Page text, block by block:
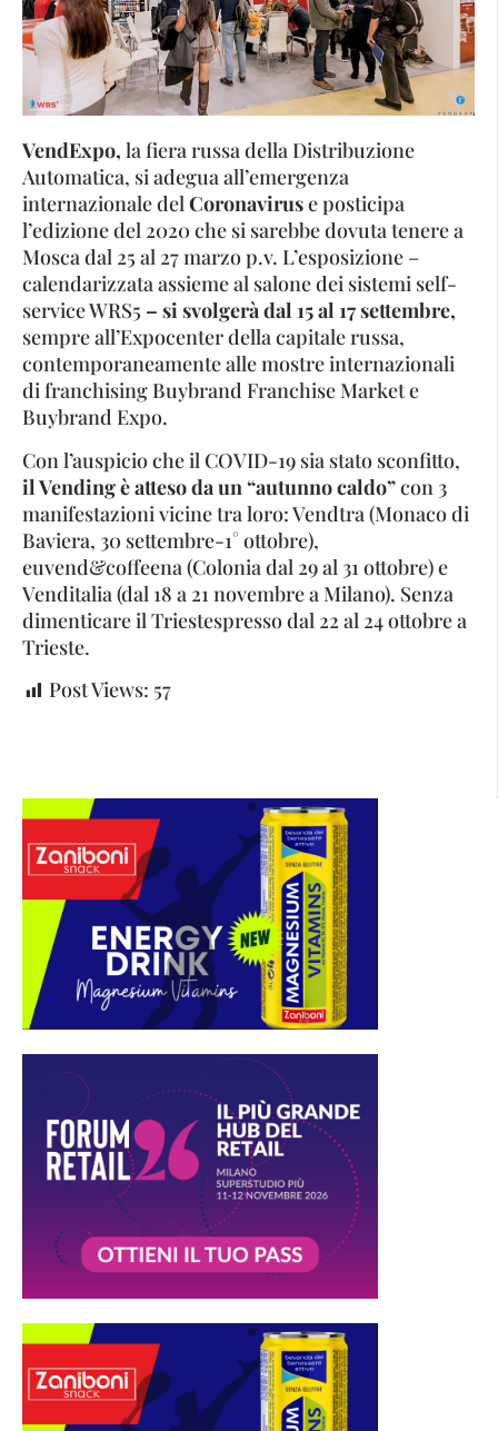
VendExpo, la fiera russa della Distribuzione
Automatica, si adegua all’emergenza
internazionale delCoronaviruse posticipa
l’edizione del 2020 che si sarebbe dovuta tenere a
Mosca dal 25 al 27 marzo p.v. L’esposizione –
calendarizzata assieme al salone dei sistemi self-
service WRS5 – si svolgerà dal 15 al 17 settembre,
sempre all’Expocenter della capitale russa,
contemporaneamente alle mostre internazionali
di franchising Buybrand Franchise Market e
Buybrand Expo.
Con l’auspicio che il COVID-19 sia stato sconfitto,
il Vending è atteso da un “autunno caldo”con 3
manifestazioni vicine tra loro: Vendtra (Monaco di
Baviera, 30 settembre-1° ottobre),
euvend&coffeena (Colonia dal 29 al 31 ottobre) e
Venditalia (dal 18 a 21 novembre a Milano). Senza
dimenticare il Triestespresso dal 22 al 24 ottobre a
Trieste.
Post Views: 57